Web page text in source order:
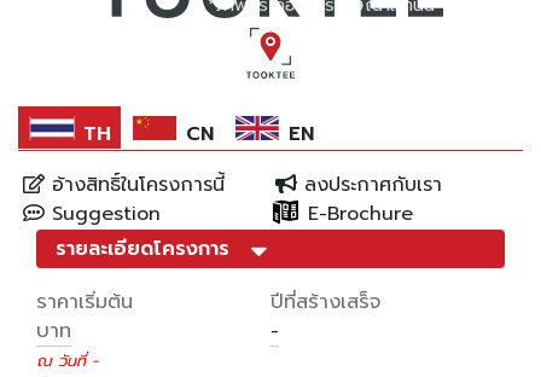
TH CN
EN
อ้างสิทธิ์ในโครงการนี้
ลงประกาศกับเรา
Suggestion
E-Brochure
รายละเอียดโครงการ
ราคาเริ่มต้น
บาท
ณ วันที่ -
ปีที่สร้างเสร็จ
-